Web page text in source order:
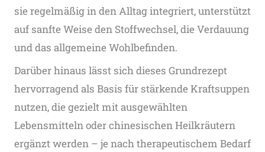
sie regelmäßig in den Alltag integriert, unterstützt
auf sanfte Weise den Stoffwechsel, die Verdauung
und das allgemeine Wohlbefinden.
Darüber hinaus lässt sich dieses Grundrezept
hervorragend als Basis für stärkende Kraftsuppen
nutzen, die gezielt mit ausgewählten
Lebensmitteln oder chinesischen Heilkräutern
ergänzt werden – je nach therapeutischem Bedarf